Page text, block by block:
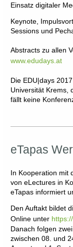
Einsatz digitaler
Keynote,
Sessions und
Abstracts zu allen
www.edudays.at
Die EDU|days
Universität Krems,
fällt keine
eTapas
In Kooperation mit
von eLectures in
eTapas informiert
Den Auftakt bildet
Online unter
Danach folgen
zwischen 08. und